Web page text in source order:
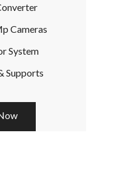
Cameras
System
Supports